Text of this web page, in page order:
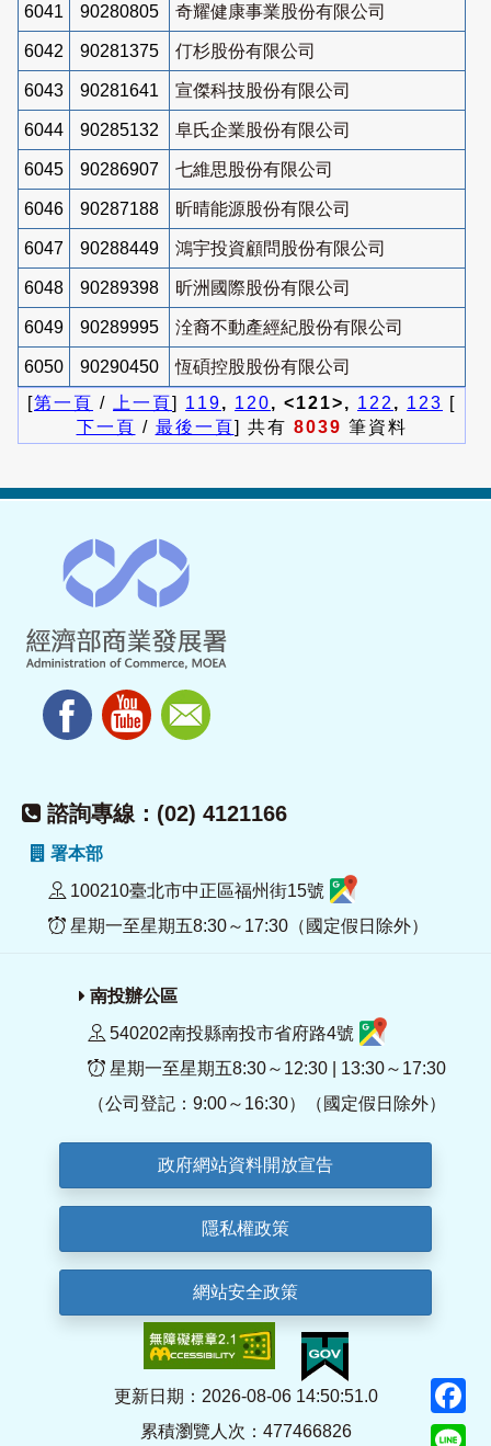
6041 90280805 奇耀健康事業股份有限公司
6042 90281375 仃杉股份有限公司
6043 90281641 宣傑科技股份有限公司
6044 90285132 阜氏企業股份有限公司
6045 90286907 七維思股份有限公司
6046 90287188 昕晴能源股份有限公司
6047 90288449 鴻宇投資顧問股份有限公司
6048 90289398 昕洲國際股份有限公司
6049 90289995 洤裔不動產經紀股份有限公司
6050 90290450
恆碩控股股份有限公司
[第一頁 / 上一頁] 119, 120, <121>, 122 , 123 [
下一頁 / 最後一頁] 共有 8039 筆資料
諮詢專線：(02) 4121166
署本部
100210臺北市中正區福州街15號
星期一至星期五8:30～17:30（國定假日除外）
南投辦公區
540202南投縣南投市省府路4號
星期一至星期五8:30～12:30 | 13:30～17:30
（公司登記：9:00～16:30）（國定假日除外）
政府網站資料開放宣告
隱私權政策
網站安全政策
更新日期：2026-08-06 14:50:51.0
累積瀏覽人次：477466826